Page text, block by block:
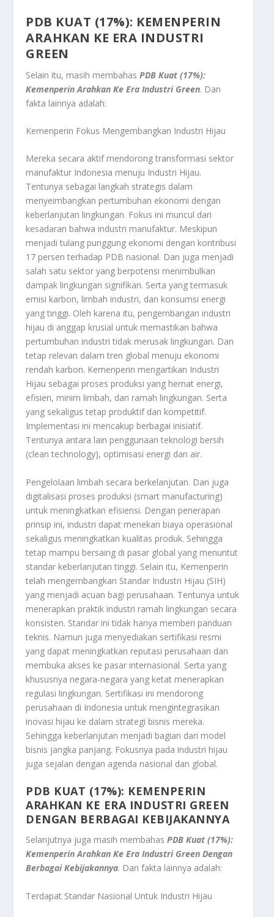
PDB KUAT (17%): KEMENPERIN
ARAHKAN KE ERA INDUSTRI
GREEN
Selain itu, masih membahasPDB Kuat (17%):
Kemenperin Arahkan Ke Era Industri Green. Dan
fakta lainnya adalah:
Kemenperin Fokus Mengembangkan Industri Hijau
Mereka secara aktif mendorong transformasi sektor
manufaktur Indonesia menuju Industri Hijau.
Tentunya sebagai langkah strategis dalam
menyeimbangkan pertumbuhan ekonomi dengan
keberlanjutan lingkungan. Fokus ini muncul dari
kesadaran bahwa industri manufaktur. Meskipun
menjadi tulang punggung ekonomi dengan kontribusi
17 persen terhadap PDB nasional. Dan juga menjadi
salah satu sektor yang berpotensi menimbulkan
dampak lingkungan signifikan. Serta yang termasuk
emisi karbon, limbah industri, dan konsumsi energi
yang tinggi. Oleh karena itu, pengembangan industri
hijau di anggap krusial untuk memastikan bahwa
pertumbuhan industri tidak merusak lingkungan. Dan
tetap relevan dalam tren global menuju ekonomi
rendah karbon. Kemenperin mengartikan Industri
Hijau sebagai proses produksi yang hemat energi,
efisien, minim limbah, dan ramah lingkungan. Serta
yang sekaligus tetap produktif dan kompetitif.
Implementasi ini mencakup berbagai inisiatif.
Tentunya antara lain penggunaan teknologi bersih
(clean technology), optimisasi energi dan air.
Pengelolaan limbah secara berkelanjutan. Dan juga
digitalisasi proses produksi (smart manufacturing)
untuk meningkatkan efisiensi. Dengan penerapan
prinsip ini, industri dapat menekan biaya operasional
sekaligus meningkatkan kualitas produk. Sehingga
tetap mampu bersaing di pasar global yang menuntut
standar keberlanjutan tinggi. Selain itu, Kemenperin
telah mengembangkan Standar Industri Hijau (SIH)
yang menjadi acuan bagi perusahaan. Tentunya untuk
menerapkan praktik industri ramah lingkungan secara
konsisten. Standar ini tidak hanya memberi panduan
teknis. Namun juga menyediakan sertifikasi resmi
yang dapat meningkatkan reputasi perusahaan dan
membuka akses ke pasar internasional. Serta yang
khususnya negara-negara yang ketat menerapkan
regulasi lingkungan. Sertifikasi ini mendorong
perusahaan di Indonesia untuk mengintegrasikan
inovasi hijau ke dalam strategi bisnis mereka.
Sehingga keberlanjutan menjadi bagian dari model
bisnis jangka panjang. Fokusnya pada industri hijau
juga sejalan dengan agenda nasional dan global.
PDB KUAT (17%): KEMENPERIN
ARAHKAN KE ERA INDUSTRI GREEN
DENGAN BERBAGAI KEBIJAKANNYA
Selanjutnya juga masih membahasPDB Kuat (17%):
Kemenperin Arahkan Ke Era Industri Green Dengan
Berbagai Kebijakannya. Dan fakta lainnya adalah:
Terdapat Standar Nasional Untuk Industri Hijau